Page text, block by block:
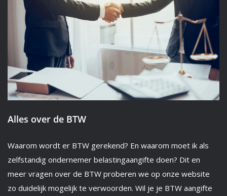
Alles over de BTW
Waarom wordt er BTW gerekend? En waarom moet ik als
zelfstandig ondernemer belastingaangifte doen? Dit en
meer vragen over de BTW proberen we op onze website
zo duidelijk mogelijk te verwoorden. Wil je je BTW aangifte